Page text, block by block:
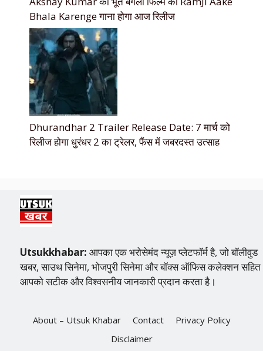
Bhala Karenge गाना होगा आज रिलीज
Dhurandhar 2 Trailer Release Date: 7 मार्च को
रिलीज होगा धुरंधर 2 का ट्रेलर, फैंस में जबरदस्त उत्साह
Utsukkhabar: आपका एक भरोसेमंद न्यूज़ प्लेटफॉर्म है, जो बॉलीवुड
खबर, साउथ सिनेमा, भोजपुरी सिनेमा और बॉक्स ऑफिस कलेक्शन सहित
आपको सटीक और विश्वसनीय जानकारी प्रदान करता है।
About – Utsuk Khabar Contact
Privacy Policy
Disclaimer